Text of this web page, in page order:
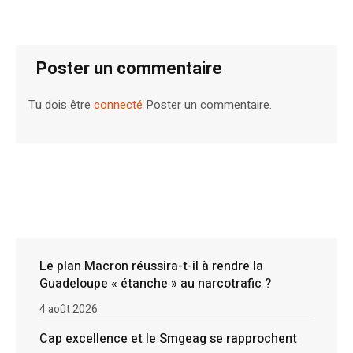
Poster un commentaire
Tu dois êtreconnecté Poster un commentaire.
Le plan Macron réussira-t-il à rendre la
Guadeloupe « étanche » au narcotrafic ?
4 août 2026
Cap excellence et le Smgeag se rapprochent